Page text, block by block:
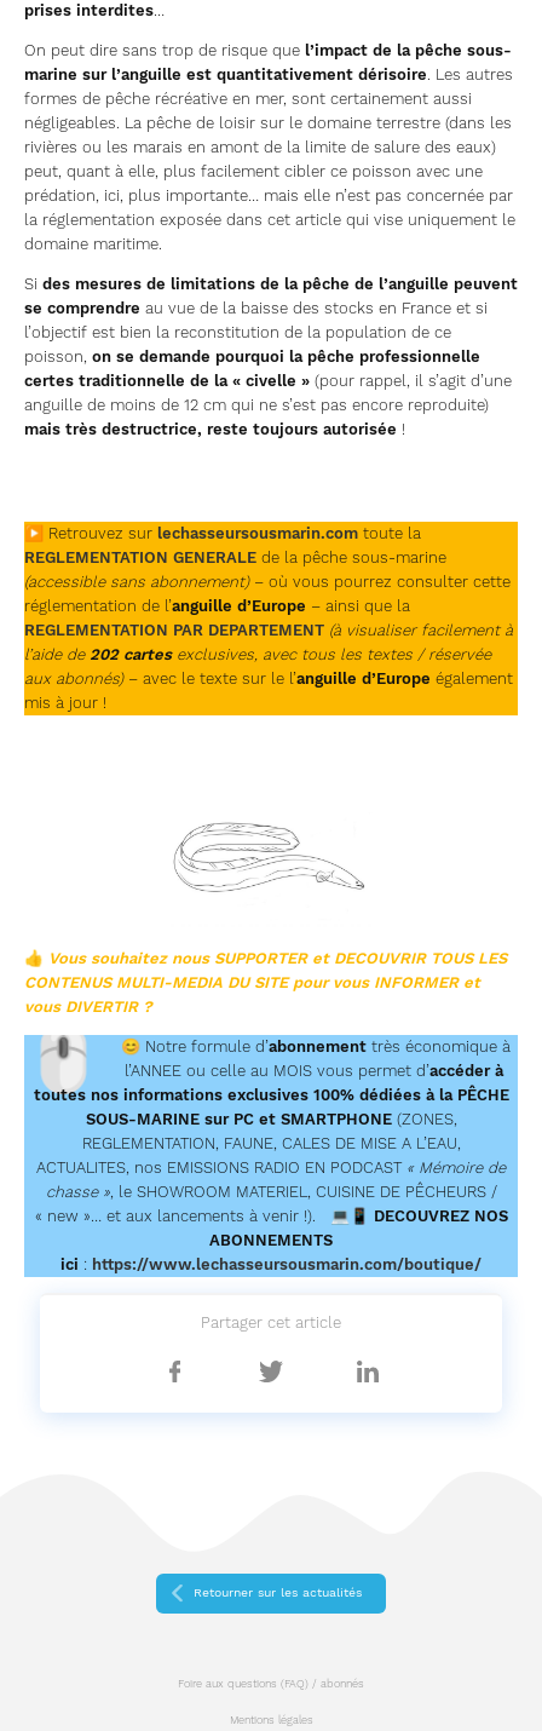
prises interdites…
On peut dire sans trop de risque que l’impact de la pêche sous-
marine sur l’anguille est quantitativement dérisoire. Les autres
formes de pêche récréative en mer, sont certainement aussi
négligeables. La pêche de loisir sur le domaine terrestre (dans les
rivières ou les marais en amont de la limite de salure des eaux)
peut, quant à elle, plus facilement cibler ce poisson avec une
prédation, ici, plus importante… mais elle n’est pas concernée par
la réglementation exposée dans cet article qui vise uniquement le
domaine maritime.
Si des mesures de limitations de la pêche de l’anguille peuvent
se comprendre au vue de la baisse des stocks en France et si
l’objectif est bien la reconstitution de la population de ce
poisson, on se demande pourquoi la pêche professionnelle
certes traditionnelle de la « civelle » (pour rappel, il s’agit d’une
anguille de moins de 12 cm qui ne s’est pas encore reproduite)
mais très destructrice, reste toujours autorisée !
▶ Retrouvez sur lechasseursousmarin.com toute la
REGLEMENTATION GENERALE de la pêche sous-marine
(accessible sans abonnement)– où vous pourrez consulter cette
réglementation de l’anguille d’Europe – ainsi que la
REGLEMENTATION PAR DEPARTEMENT (à visualiser facilement à
l’aide de 202 cartesexclusives, avec tous les textes / réservée
aux abonnés)– avec le texte sur le l’anguille d’Europe également
mis à jour !
👍 Vous souhaitez nous SUPPORTER et DECOUVRIR TOUS LES
CONTENUS MULTI-MEDIA DU SITE pour vous INFORMER et
vous DIVERTIR ?
🖱 😊 Notre formule d’abonnement très économique à
l’ANNEE ou celle au MOIS vous permet d’accéder à
toutes nos informations exclusives 100% dédiées à la PÊCHE
SOUS-MARINE sur PC et SMARTPHONE (ZONES,
REGLEMENTATION, FAUNE, CALES DE MISE A L’EAU,
ACTUALITES, nos EMISSIONS RADIO EN PODCAST « Mémoire de
chasse », le SHOWROOM MATERIEL, CUISINE DE PÊCHEURS /
« new »… et aux lancements à venir !). 💻📱 DECOUVREZ NOS
ABONNEMENTS
ici : https://www.lechasseursousmarin.com/boutique/
Partager cet article
Partager
Partager
Partager
sur
Retourner sur les actualités
Foire aux questions (FAQ) / abonnés
Mentions légales